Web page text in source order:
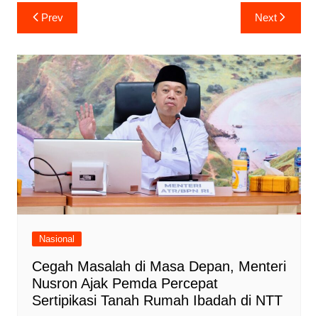
Navigasi
pos
Prev Next
Nasional
Cegah Masalah di Masa Depan, Menteri
Nusron Ajak Pemda Percepat
Sertipikasi Tanah Rumah Ibadah di NTT